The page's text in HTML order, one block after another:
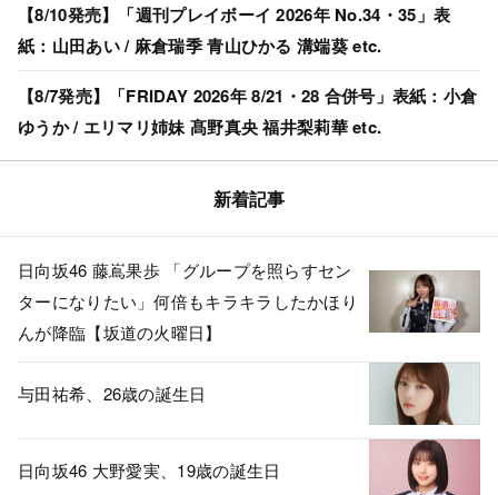
【8/10発売】「週刊プレイボーイ 2026年 No.34・35」表
紙：山田あい / 麻倉瑞季 青山ひかる 溝端葵 etc.
【8/7発売】「FRIDAY 2026年 8/21・28 合併号」表紙：小倉
ゆうか / エリマリ姉妹 髙野真央 福井梨莉華 etc.
新着記事
日向坂46 藤嶌果歩 「グループを照らすセン
ターになりたい」何倍もキラキラしたかほり
んが降臨【坂道の火曜日】
与田祐希、26歳の誕生日
日向坂46 大野愛実、19歳の誕生日